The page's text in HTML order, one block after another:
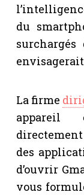
du
surchargés
La firme
appareil
des
d’ouvrir
vous